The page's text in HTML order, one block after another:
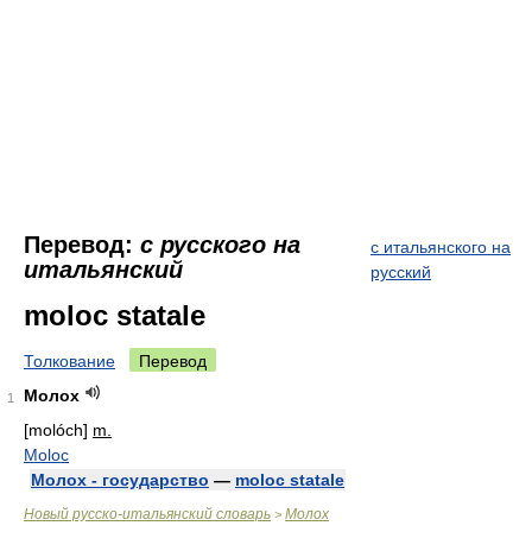
Перевод: с русского на
итальянский
с итальянского на
русский
moloc statale
Толкование Перевод
1
Молох
[molóch] m.
Moloc
Молох - государство — moloc statale
Новый русско-итальянский словарь > Молох